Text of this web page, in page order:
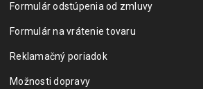
Formulár odstúpenia od zmluvy
Formulár na vrátenie tovaru
Reklamačný poriadok
Možnosti dopravy